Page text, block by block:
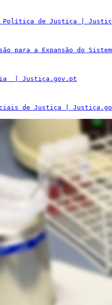
Política de Justiça |
para a Expansão do
| Justiça.gov.pt
de Justiça |